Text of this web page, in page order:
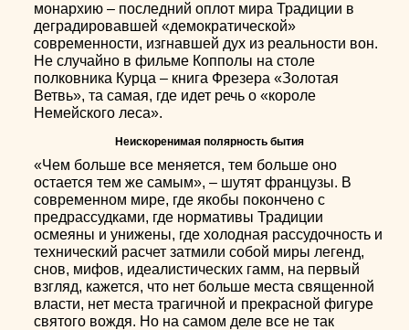
монархию – последний оплот мира Традиции в
деградировавшей «демократической»
современности, изгнавшей дух из реальности вон.
Не случайно в фильме Копполы на столе
полковника Курца – книга Фрезера «Золотая
Ветвь», та самая, где идет речь о «короле
Немейского леса».
Неискоренимая полярность бытия
«Чем больше все меняется, тем больше оно
остается тем же самым», – шутят французы. В
современном мире, где якобы покончено с
предрассудками, где нормативы Традиции
осмеяны и унижены, где холодная рассудочность и
технический расчет затмили собой миры легенд,
снов, мифов, идеалистических гамм, на первый
взгляд, кажется, что нет больше места священной
власти, нет места трагичной и прекрасной фигуре
святого вождя. Но на самом деле все не так